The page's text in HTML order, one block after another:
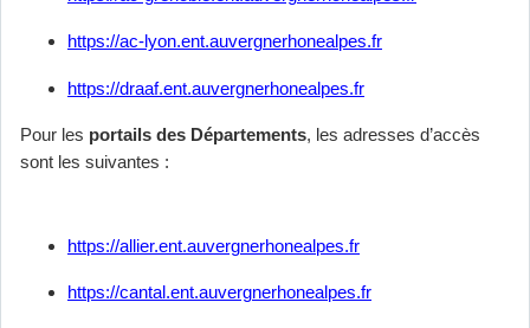
https://ac-lyon.ent.auvergnerhonealpes.fr
https://draaf.ent.auvergnerhonealpes.fr
Pour les portails des Départements, les adresses d’accès
sont les suivantes :
https://allier.ent.auvergnerhonealpes.fr
https://cantal.ent.auvergnerhonealpes.fr